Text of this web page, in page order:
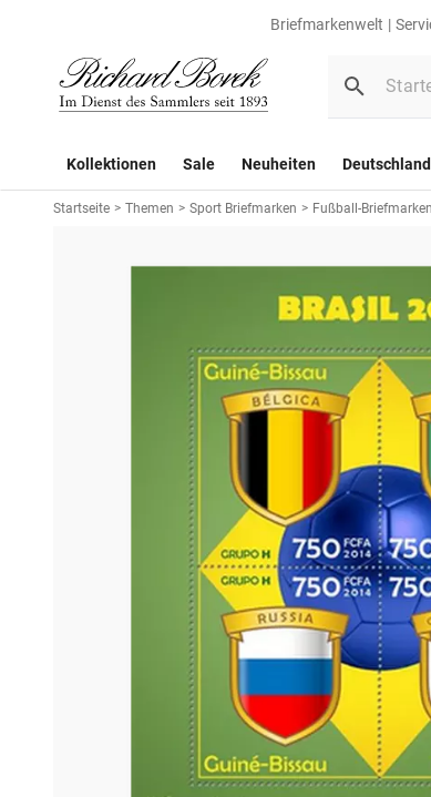
Briefmarkenwelt
Kollektionen Sale Neuheiten Deutschland
Startseite > Themen > Sport Briefmarken > Fußball-Briefmarken